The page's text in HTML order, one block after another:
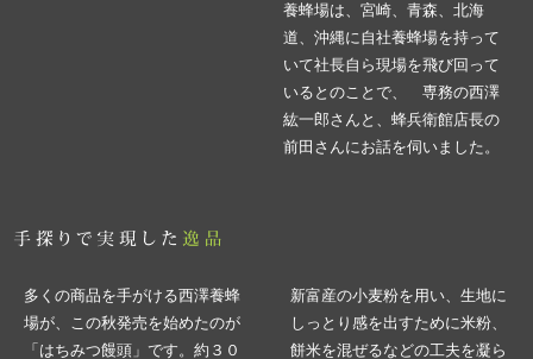
養蜂場は、宮崎、青森、北海
道、沖縄に自社養蜂場を持って
いて社長自ら現場を飛び回って
いるとのことで、 専務の西澤
紘一郎さんと、蜂兵衛館店長の
前田さんにお話を伺いました。
多くの商品を手がける西澤養蜂
場が、この秋発売を始めたのが
「はちみつ饅頭」です。約３０
新富産の小麦粉を用い、生地に
しっとり感を出すために米粉、
餅米を混ぜるなどの工夫を凝ら